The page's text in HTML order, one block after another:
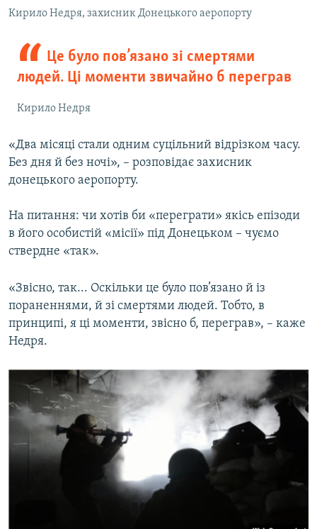
Кирило Недря, захисник Донецького аеропорту
Це було пов’язано зі смертями
людей. Ці моменти звичайно б переграв
Кирило Недря
«Два місяці стали одним суцільний відрізком часу.
Без дня й без ночі», – розповідає захисник
донецького аеропорту.
На питання: чи хотів би «переграти» якісь епізоди
в його особистій «місії» під Донецьком – чуємо
ствердне «так».
«Звісно, так... Оскільки це було пов’язано й із
пораненнями, й зі смертями людей. Тобто, в
принципі, я ці моменти, звісно б, переграв», – каже
Недря.